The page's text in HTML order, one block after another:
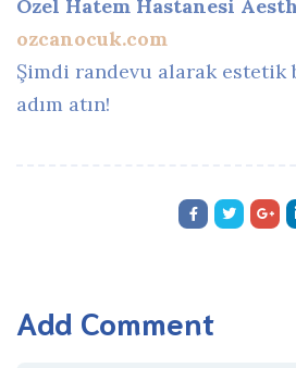
Özel Hatem Hastanesi
ozcanocuk.com
Şimdi randevu alarak estetik
adım atın!
Add Comment